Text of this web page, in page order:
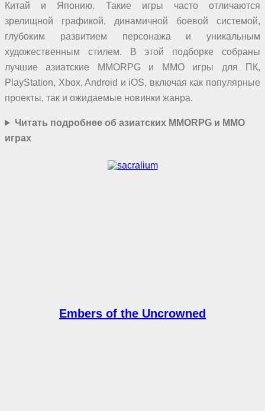
Китай и Японию. Такие игры часто отличаются
зрелищной графикой, динамичной боевой системой,
глубоким развитием персонажа и уникальным
художественным стилем. В этой подборке собраны
лучшие азиатские MMORPG и MMO игры для ПК,
PlayStation, Xbox, Android и iOS, включая как популярные
проекты, так и ожидаемые новинки жанра.
Читать подробнее об азиатских MMORPG и MMO
играх
Embers of the Uncrowned